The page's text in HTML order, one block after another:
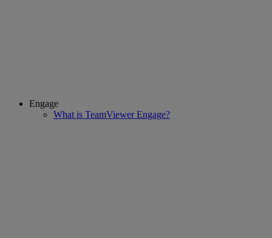
Engage
What is TeamViewer Engage?